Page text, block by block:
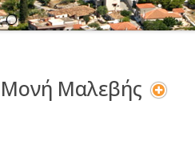
Μονή Μαλεβής